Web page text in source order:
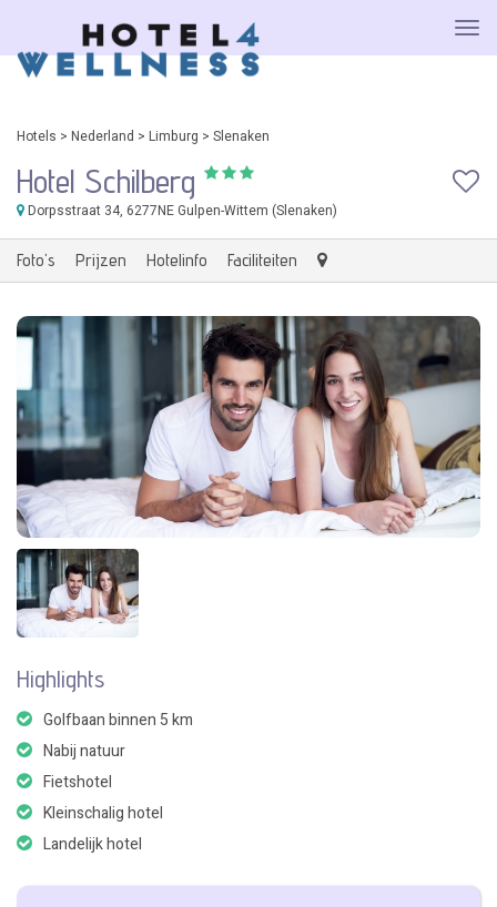
Hotels > Nederland > Limburg > Slenaken
Hotel Schilberg
Dorpsstraat 34, 6277NE Gulpen-Wittem (Slenaken)
Foto's Prijzen Hotelinfo Faciliteiten
Highlights
Golfbaan binnen 5 km
Nabij natuur
Fietshotel
Kleinschalig hotel
Landelijk hotel